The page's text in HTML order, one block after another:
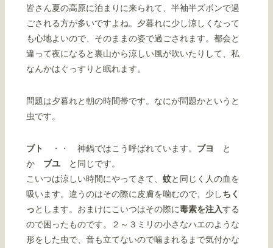
皆さん夏の高原に泊まりに来られて、半袖半ズボンで過
ごされる方が多いですよね。夕暮れに少し涼しくなって
も心地よいので、そのままの姿で過ごされます。都会と
違って夜になると裏山から涼しい風が吹いたりして、私
なんかはぐっすりと眠れます。
問題は夕暮れと朝の時間帯です。なにが問題かというと
虫です。
ブト ・・ 神鍋ではこう呼ばれています。 ブヨ と
か ブユと同じです。
こいつは涼しい時間にやってきて、 蚊と同じく人の血を
吸います。違うのはその際に皮膚を噛むので、少しちく
っとします。おまけにこいつはその際に毒素を注入する
ので困ったものです。２～３ミリの小さなハエのような
形をした虫で、音も立てないので噛まれるまで気付かな